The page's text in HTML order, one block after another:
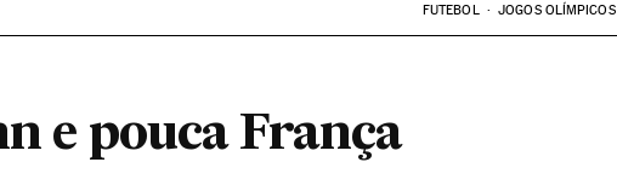
FUTEBOL JOGOS OLÍMPICOS
e pouca França